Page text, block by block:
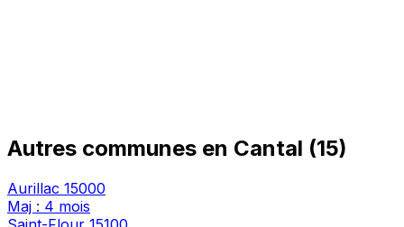
Autres communes en Cantal (15)
Aurillac 15000
Maj : 4 mois